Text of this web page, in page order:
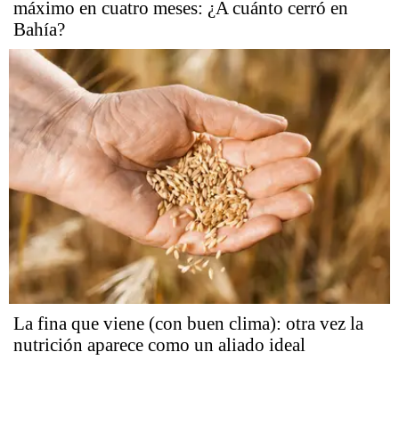
máximo en cuatro meses: ¿A cuánto cerró en
Bahía?
La fina que viene (con buen clima): otra vez la
nutrición aparece como un aliado ideal